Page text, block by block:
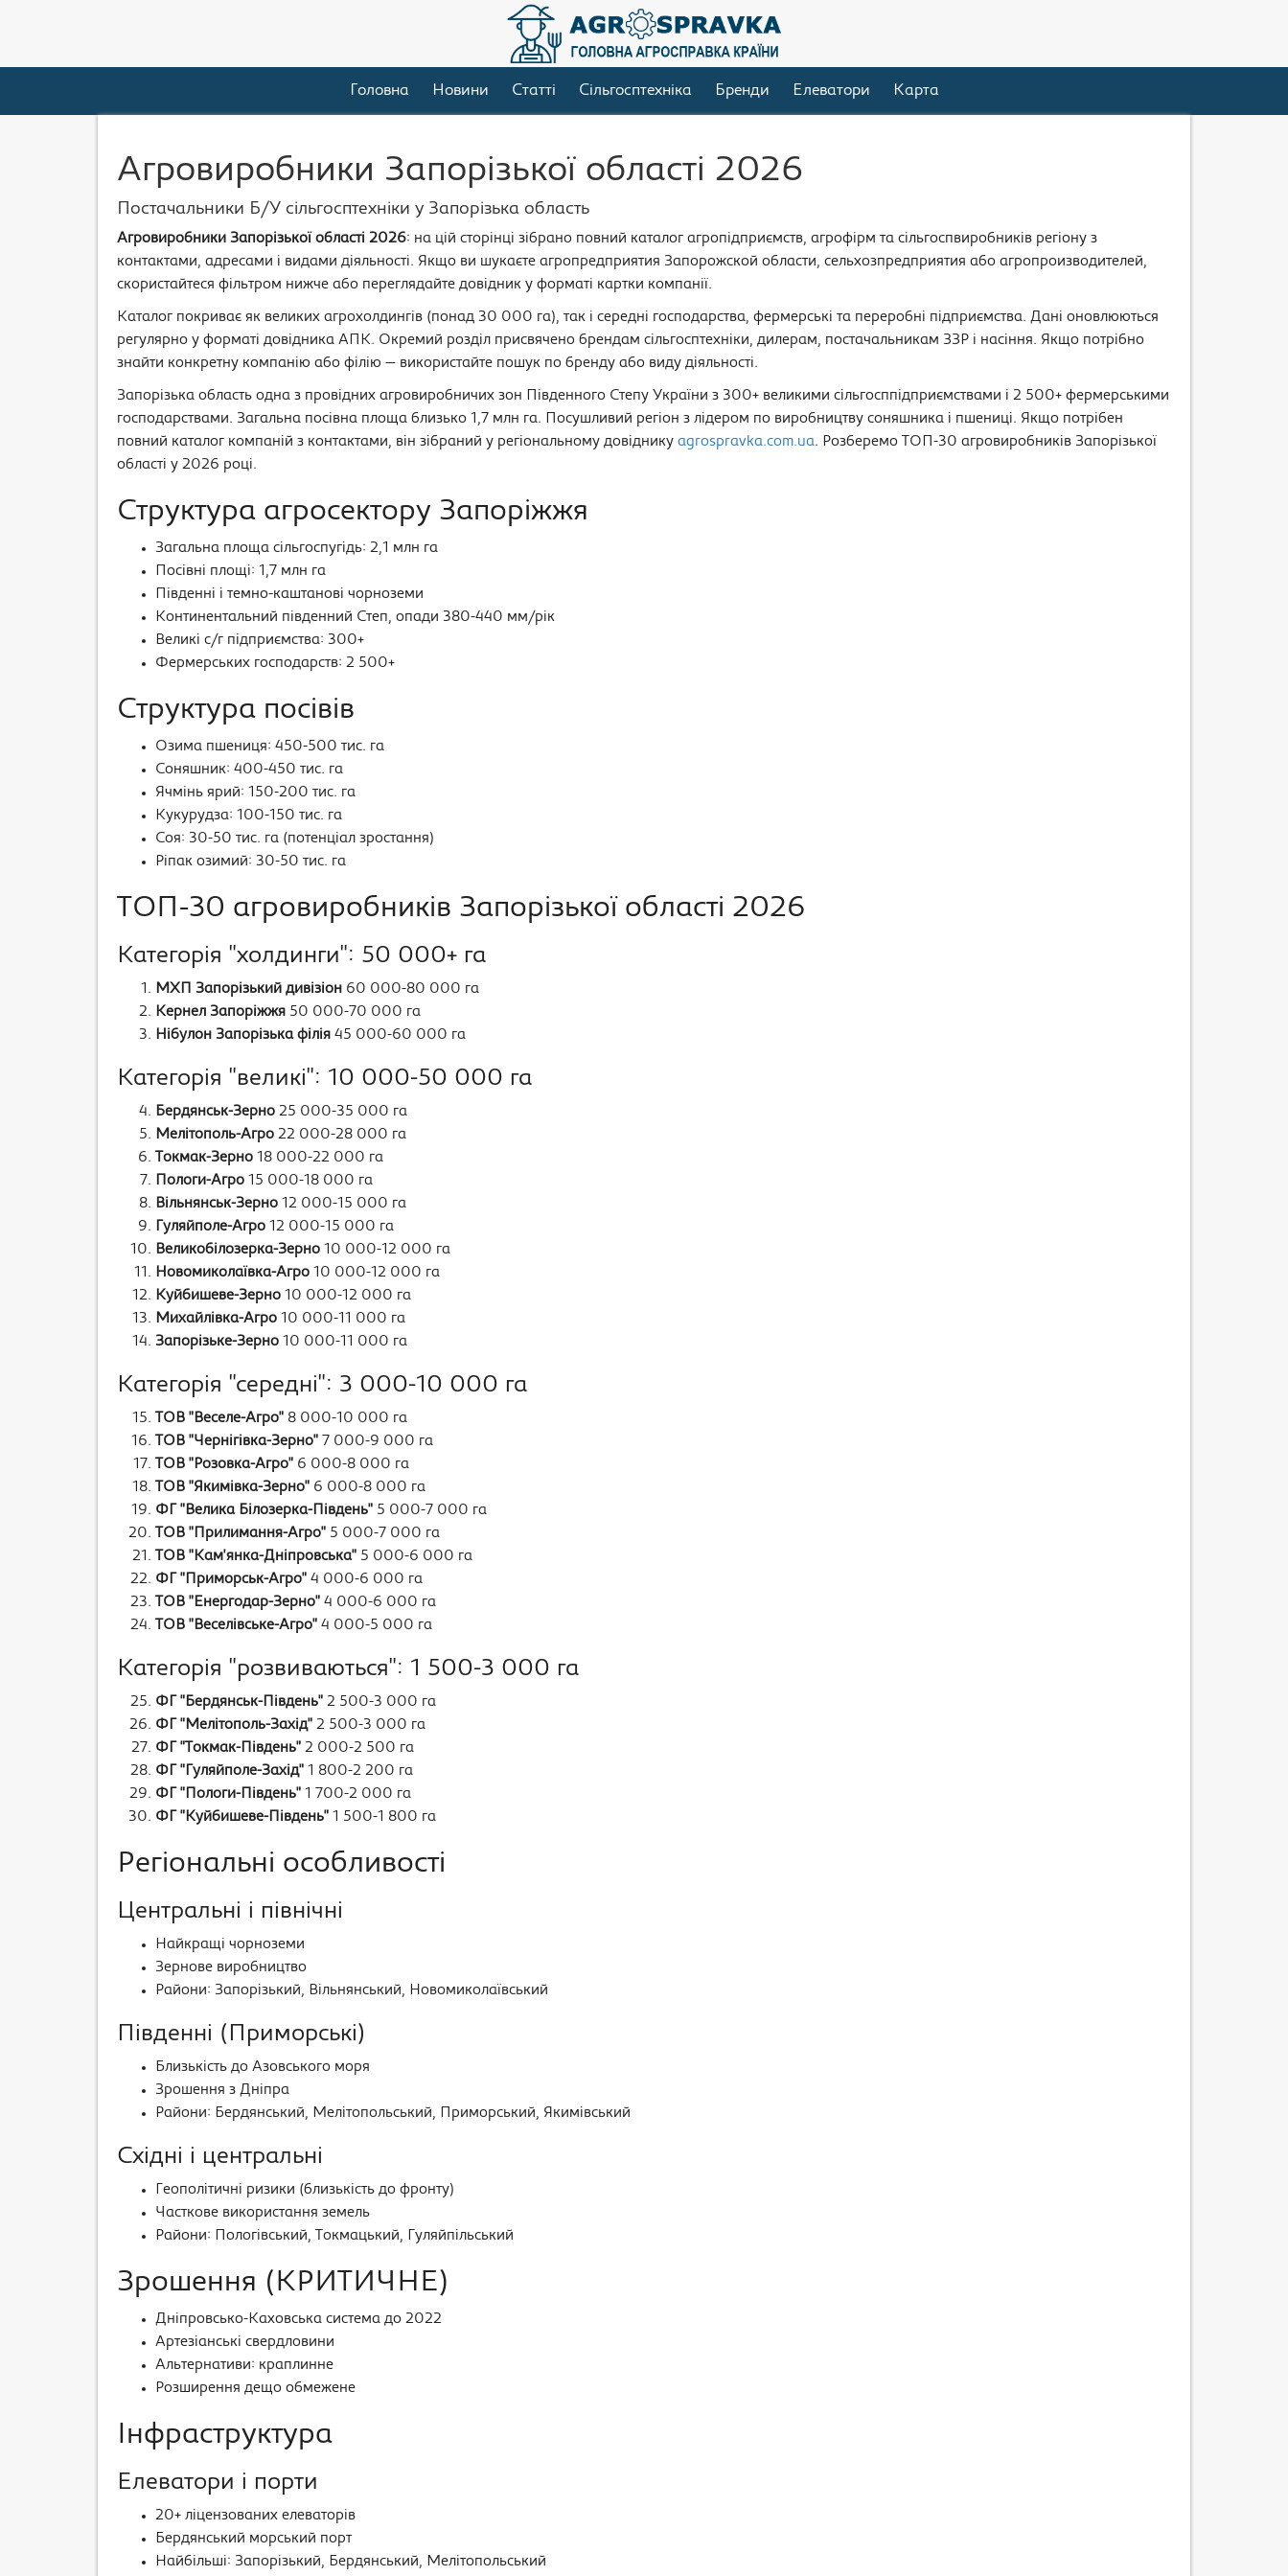
Головна Новини Статті Сільгосптехніка Бренди Елеватори Карта
Агровиробники Запорізької області 2026
Постачальники Б/У сільгосптехніки у Запорізька область
Агровиробники Запорізької області 2026: на цій сторінці зібрано повний каталог агропідприємств, агрофірм та сільгоспвиробників регіону з
контактами, адресами і видами діяльності. Якщо ви шукаєте агропредприятия Запорожской области, сельхозпредприятия або агропроизводителей,
скористайтеся фільтром нижче або переглядайте довідник у форматі картки компанії.
Каталог покриває як великих агрохолдингів (понад 30 000 га), так і середні господарства, фермерські та переробні підприємства. Дані оновлюються
регулярно у форматі довідника АПК. Окремий розділ присвячено брендам сільгосптехніки, дилерам, постачальникам ЗЗР і насіння. Якщо потрібно
знайти конкретну компанію або філію — використайте пошук по бренду або виду діяльності.
Запорізька область одна з провідних агровиробничих зон Південного Степу України з 300+ великими сільгосппідприємствами і 2 500+ фермерськими
господарствами. Загальна посівна площа близько 1,7 млн га. Посушливий регіон з лідером по виробництву соняшника і пшениці. Якщо потрібен
повний каталог компаній з контактами, він зібраний у регіональному довіднику agrospravka.com.ua. Розберемо ТОП-30 агровиробників Запорізької
області у 2026 році.
Структура агросектору Запоріжжя
Загальна площа сільгоспугідь: 2,1 млн га
Посівні площі: 1,7 млн га
Південні і темно-каштанові чорноземи
Континентальний південний Степ, опади 380-440 мм/рік
Великі с/г підприємства: 300+
Фермерських господарств: 2 500+
Структура посівів
Озима пшениця: 450-500 тис. га
Соняшник: 400-450 тис. га
Ячмінь ярий: 150-200 тис. га
Кукурудза: 100-150 тис. га
Соя: 30-50 тис. га (потенціал зростання)
Ріпак озимий: 30-50 тис. га
ТОП-30 агровиробників Запорізької області 2026
Категорія "холдинги": 50 000+ га
МХП Запорізький дивізіон 60 000-80 000 га
Кернел Запоріжжя 50 000-70 000 га
Нібулон Запорізька філія 45 000-60 000 га
Категорія "великі": 10 000-50 000 га
Бердянськ-Зерно 25 000-35 000 га
Мелітополь-Агро 22 000-28 000 га
Токмак-Зерно 18 000-22 000 га
Пологи-Агро 15 000-18 000 га
Вільнянськ-Зерно 12 000-15 000 га
Гуляйполе-Агро 12 000-15 000 га
Великобілозерка-Зерно 10 000-12 000 га
Новомиколаївка-Агро 10 000-12 000 га
Куйбишеве-Зерно 10 000-12 000 га
Михайлівка-Агро 10 000-11 000 га
Запорізьке-Зерно 10 000-11 000 га
Категорія "середні": 3 000-10 000 га
ТОВ "Веселе-Агро" 8 000-10 000 га
ТОВ "Чернігівка-Зерно" 7 000-9 000 га
ТОВ "Розовка-Агро" 6 000-8 000 га
ТОВ "Якимівка-Зерно" 6 000-8 000 га
ФГ "Велика Білозерка-Південь" 5 000-7 000 га
ТОВ "Прилимання-Агро" 5 000-7 000 га
ТОВ "Кам'янка-Дніпровська" 5 000-6 000 га
ФГ "Приморськ-Агро" 4 000-6 000 га
ТОВ "Енергодар-Зерно" 4 000-6 000 га
ТОВ "Веселівське-Агро" 4 000-5 000 га
Категорія "розвиваються": 1 500-3 000 га
ФГ "Бердянськ-Південь" 2 500-3 000 га
ФГ "Мелітополь-Захід" 2 500-3 000 га
ФГ "Токмак-Південь" 2 000-2 500 га
ФГ "Гуляйполе-Захід" 1 800-2 200 га
ФГ "Пологи-Південь" 1 700-2 000 га
ФГ "Куйбишеве-Південь" 1 500-1 800 га
Регіональні особливості
Центральні і північні
Найкращі чорноземи
Зернове виробництво
Райони: Запорізький, Вільнянський, Новомиколаївський
Південні (Приморські)
Близькість до Азовського моря
Зрошення з Дніпра
Райони: Бердянський, Мелітопольський, Приморський, Якимівський
Східні і центральні
Геополітичні ризики (близькість до фронту)
Часткове використання земель
Райони: Пологівський, Токмацький, Гуляйпільський
Зрошення (КРИТИЧНЕ)
Дніпровсько-Каховська система до 2022
Артезіанські свердловини
Альтернативи: краплинне
Розширення дещо обмежене
Інфраструктура
Елеватори і порти
20+ ліцензованих елеваторів
Бердянський морський порт
Найбільші: Запорізький, Бердянський, Мелітопольський